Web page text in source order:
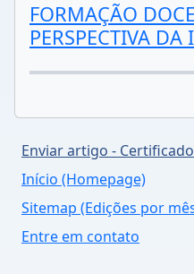
FORMAÇÃO
PERSPECTIVA DA
Enviar artigo -
Início (Homepage)
Sitemap (Edições por
Entre em contato